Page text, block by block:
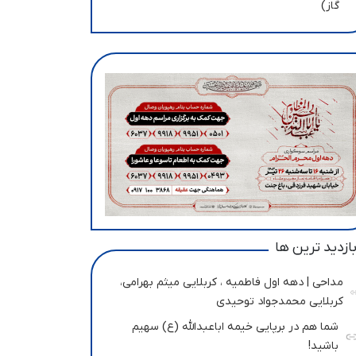
گاز)
ترین ها
مداحی | دهه اول فاطمیه ، کربلایی میثم بهرامی،
کربلایی محمدجواد توحیدی
شما هم در برپایی خیمه اباعبدالله (ع) سهیم
باشید!